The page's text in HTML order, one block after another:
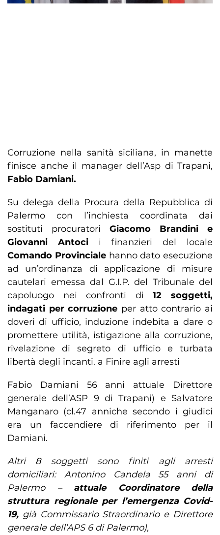
Corruzione nella sanità siciliana, in manette
finisce anche il manager dell’Asp di Trapani,
Fabio Damiani.
Su delega della Procura della Repubblica di
Palermo con l’inchiesta coordinata dai
sostituti procuratori Giacomo Brandini e
Giovanni Antoci i finanzieri del locale
Comando Provinciale hanno dato esecuzione
ad un’ordinanza di applicazione di misure
cautelari emessa dal G.I.P. del Tribunale del
capoluogo nei confronti di 12 soggetti,
indagati per corruzione per atto contrario ai
doveri di ufficio, induzione indebita a dare o
promettere utilità, istigazione alla corruzione,
rivelazione di segreto di ufficio e turbata
libertà degli incanti. a Finire agli arresti
Fabio Damiani 56 anni attuale Direttore
generale dell’ASP 9 di Trapani) e Salvatore
Manganaro (cl.47 anniche secondo i giudici
era un faccendiere di riferimento per il
Damiani.
Altri 8 soggetti sono finiti agli arresti
domiciliari: Antonino Candela 55 anni di
Palermo –attuale Coordinatore della
struttura regionale per l’emergenza Covid-
19, già Commissario Straordinario e Direttore
generale dell’APS 6 di Palermo),